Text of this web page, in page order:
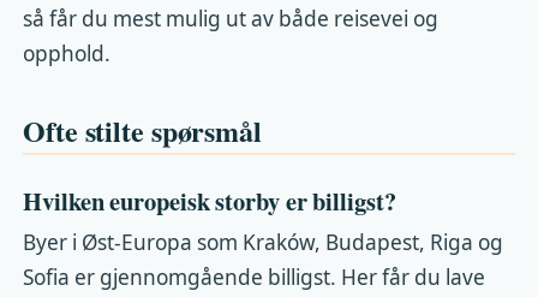
så får du mest mulig ut av både reisevei og
opphold.
Ofte stilte spørsmål
Hvilken europeisk storby er billigst?
Byer i Øst-Europa som Kraków, Budapest, Riga og
Sofia er gjennomgående billigst. Her får du lave